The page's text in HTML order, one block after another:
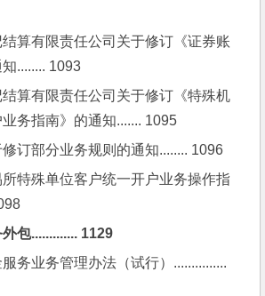
算有限责任公司关于修订《证券账
........ 1093
算有限责任公司关于修订《特殊机
务指南》的通知....... 1095
订部分业务规则的通知........ 1096
所特殊单位客户统一开户业务操作指
包............. 1129
务业务管理办法（试行）...............